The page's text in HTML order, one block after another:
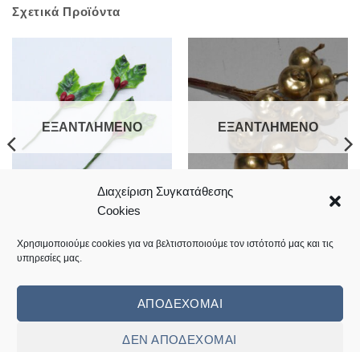
Διαχείριση Συγκατάθεσης
Cookies
Χρησιμοποιούμε cookies για να βελτιστοποιούμε τον ιστότοπό μας και τις
υπηρεσίες μας.
ΑΠΟΔΈΧΟΜΑΙ
ΔΕΝ ΑΠΟΔΈΧΟΜΑΙ
Σχετικά Προϊόντα
ΕΞΑΝΤΛΗΜΈΝΟ
range:
0,60 €
Κωδικός: 09.04.0017
ΕΞΑΝΤΛΗΜΈΝΟ
16,90€
Visa MasterCard
Cash